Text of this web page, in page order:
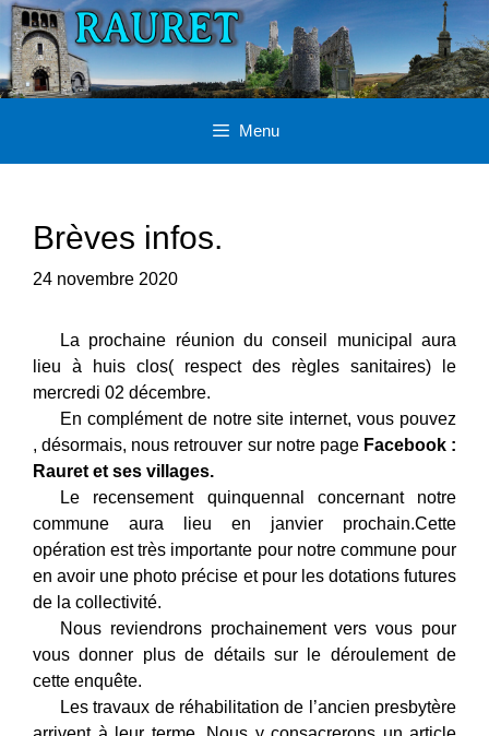
Aller
au
contenu
Menu
Brèves infos.
24 novembre 2020
La prochaine réunion du conseil municipal aura
lieu à huis clos( respect des règles sanitaires) le
mercredi 02 décembre.
En complément de notre site internet, vous pouvez
, désormais, nous retrouver sur notre pageFacebook :
Rauret et ses villages.
Le recensement quinquennal concernant notre
commune aura lieu en janvier prochain.Cette
opération est très importante pour notre commune pour
en avoir une photo précise et pour les dotations futures
de la collectivité.
Nous reviendrons prochainement vers vous pour
vous donner plus de détails sur le déroulement de
cette enquête.
Les travaux de réhabilitation de l’ancien presbytère